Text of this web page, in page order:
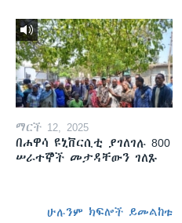
ማርች 12, 2025
በሐዋሳ ዩኒቨርሲቲ ያገለገሉ 800
ሠራተኞች መታዳቸውን ገለጹ
ሁሉንም ክፍሎች ይመልከቱ